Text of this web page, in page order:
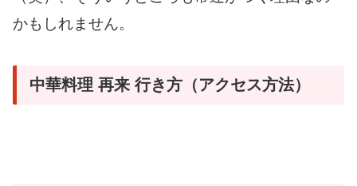
かもしれません。
中華料理 再来 行き方（アクセス方法）